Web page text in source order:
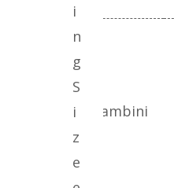
Bambini
i
n
g
S
i
z
e